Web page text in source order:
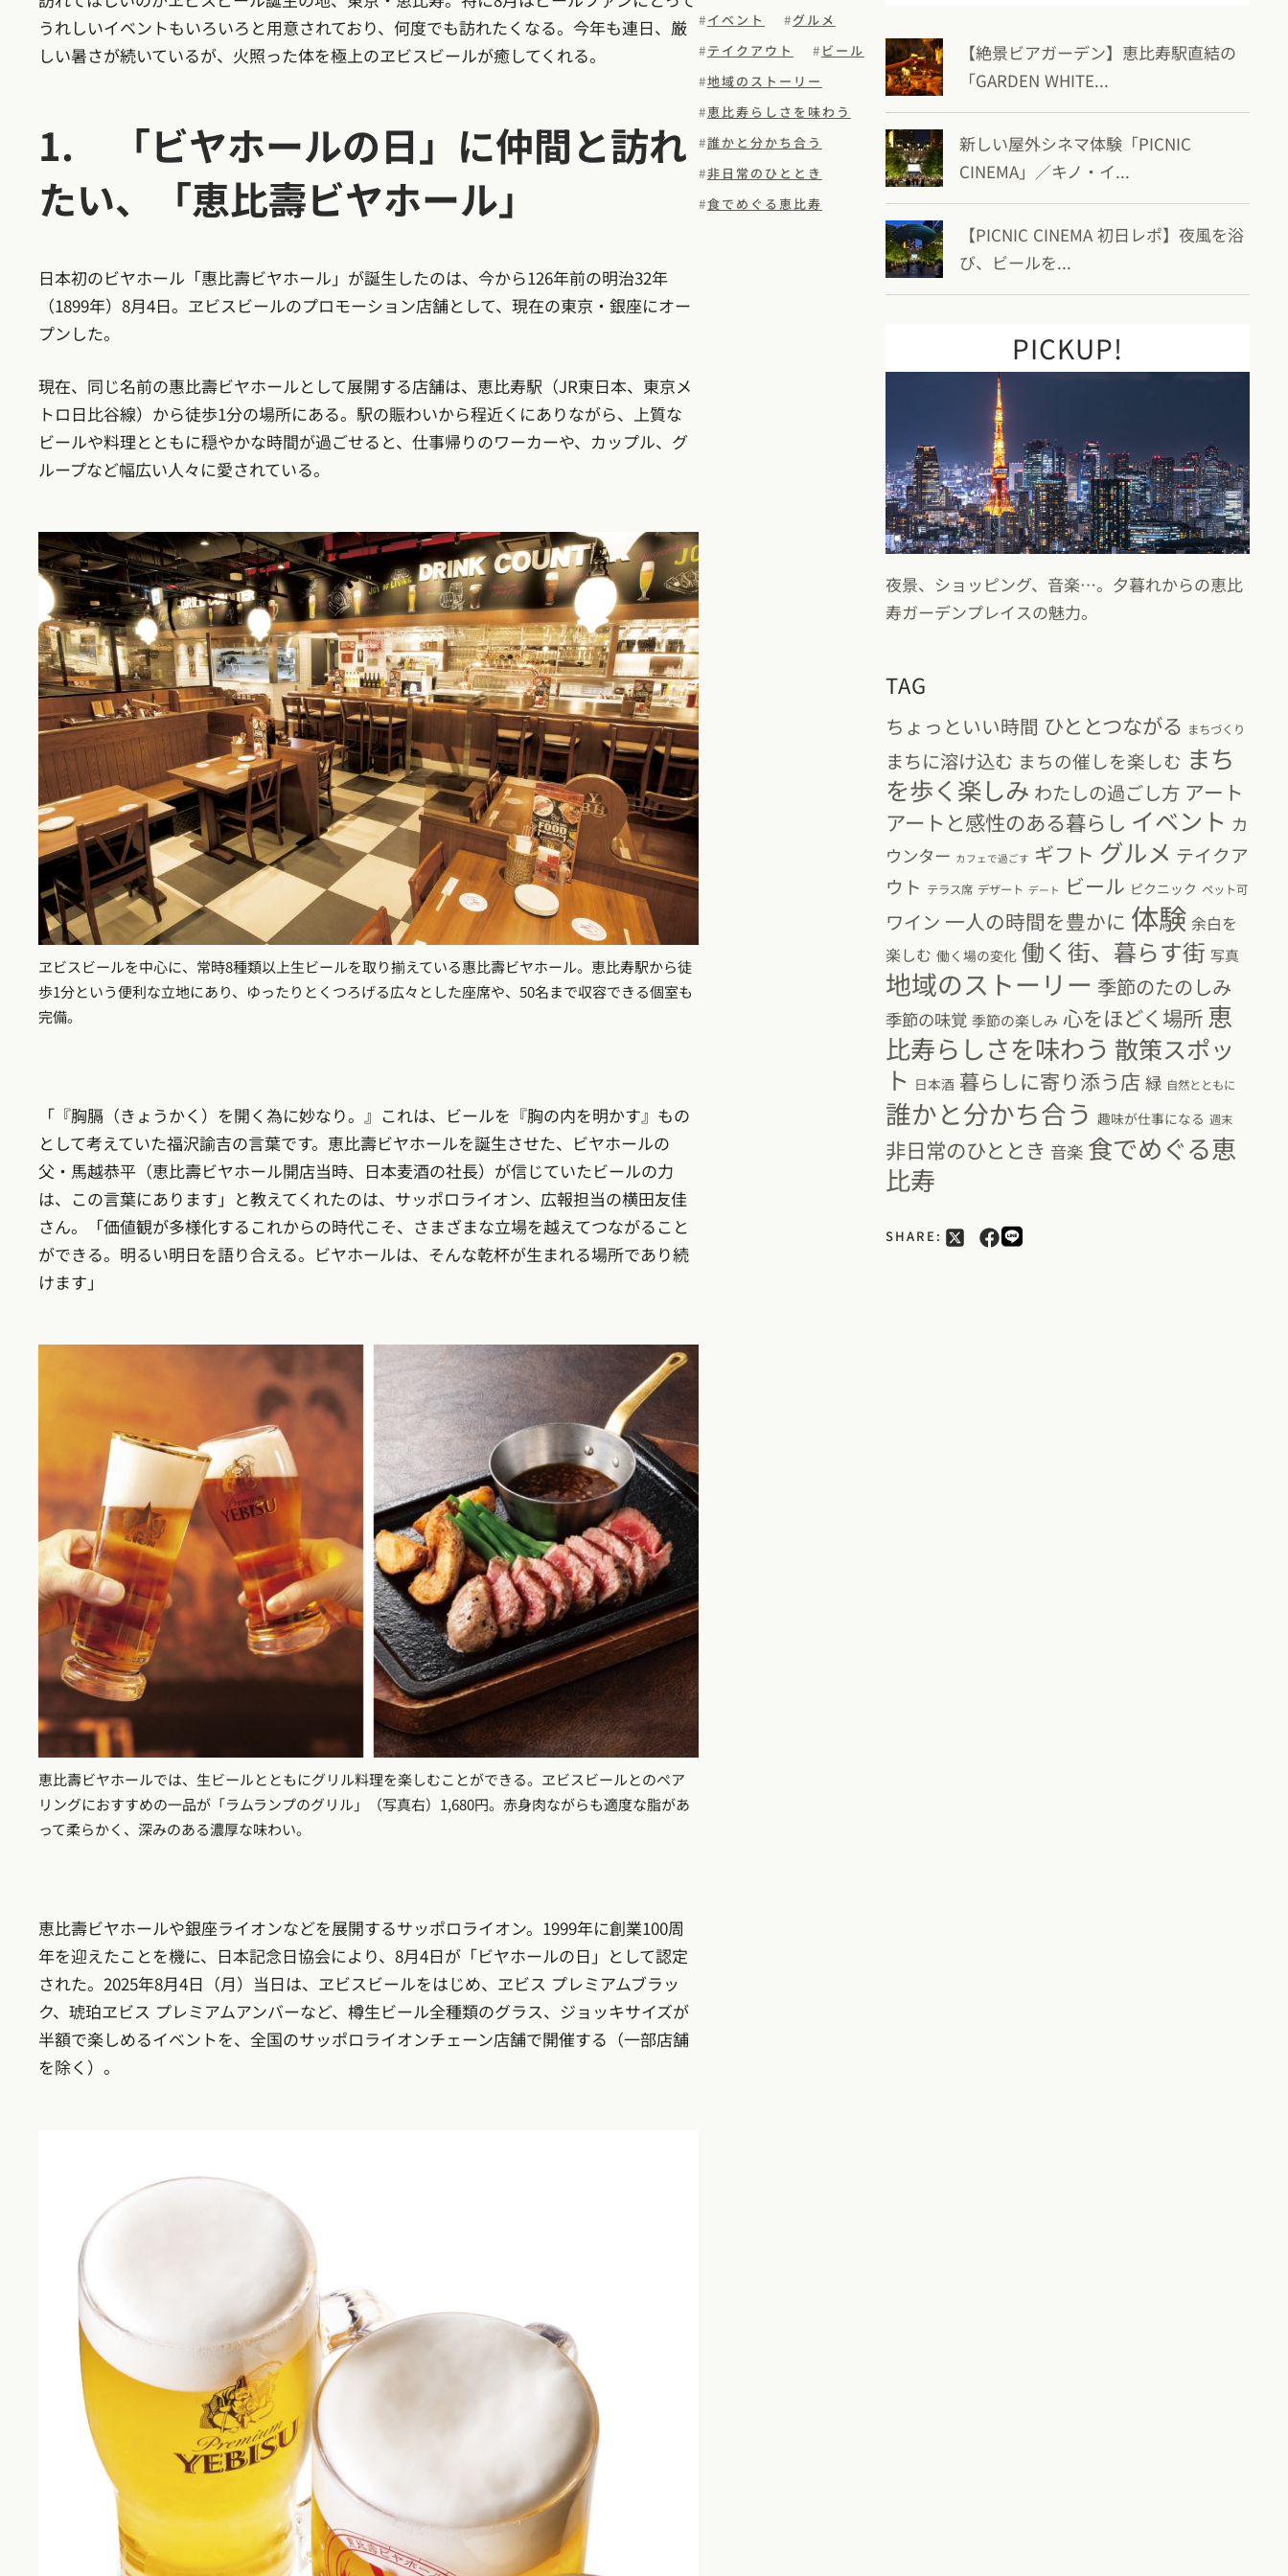
うれしいイベントもいろいろと用意されており、何度でも訪れたくなる。今年も連日、厳
しい暑さが続いているが、火照った体を極上のヱビスビールが癒してくれる。
1. 「ビヤホールの日」に仲間と訪れ
たい、「恵比壽ビヤホール」
日本初のビヤホール「惠比壽ビヤホール」が誕生したのは、今から126年前の明治32年
（1899年）8月4日。ヱビスビールのプロモーション店舗として、現在の東京・銀座にオー
プンした。
現在、同じ名前の惠比壽ビヤホールとして展開する店舗は、恵比寿駅（JR東日本、東京メ
トロ日比谷線）から徒歩1分の場所にある。駅の賑わいから程近くにありながら、上質な
ビールや料理とともに穏やかな時間が過ごせると、仕事帰りのワーカーや、カップル、グ
ループなど幅広い人々に愛されている。
ヱビスビールを中心に、常時8種類以上生ビールを取り揃えている惠比壽ビヤホール。恵比寿駅から徒
歩1分という便利な立地にあり、ゆったりとくつろげる広々とした座席や、50名まで収容できる個室も
完備。
「『胸膈（きょうかく）を開く為に妙なり。』これは、ビールを『胸の内を明かす』もの
として考えていた福沢諭吉の言葉です。恵比壽ビヤホールを誕生させた、ビヤホールの
父・馬越恭平（恵比壽ビヤホール開店当時、日本麦酒の社長）が信じていたビールの力
は、この言葉にあります」と教えてくれたのは、サッポロライオン、広報担当の横田友佳
さん。「価値観が多様化するこれからの時代こそ、さまざまな立場を越えてつながること
ができる。明るい明日を語り合える。ビヤホールは、そんな乾杯が生まれる場所であり続
けます」
恵比壽ビヤホールでは、生ビールとともにグリル料理を楽しむことができる。ヱビスビールとのペア
リングにおすすめの一品が「ラムランプのグリル」（写真右）1,680円。赤身肉ながらも適度な脂があ
って柔らかく、深みのある濃厚な味わい。
恵比壽ビヤホールや銀座ライオンなどを展開するサッポロライオン。1999年に創業100周
年を迎えたことを機に、日本記念日協会により、8月4日が「ビヤホールの日」として認定
された。2025年8月4日（月）当日は、ヱビスビールをはじめ、ヱビス プレミアムブラッ
ク、琥珀ヱビス プレミアムアンバーなど、樽生ビール全種類のグラス、ジョッキサイズが
半額で楽しめるイベントを、全国のサッポロライオンチェーン店舗で開催する（一部店舗
を除く）。
イベント
グルメ
テイクアウト
ビール
地域のストーリー
恵比寿らしさを味わう
誰かと分かち合う
非日常のひととき
食でめぐる恵比寿
【絶景ビアガーデン】恵比寿駅直結の
「GARDEN WHITE...
新しい屋外シネマ体験「PICNIC
CINEMA」／キノ・イ...
【PICNIC CINEMA 初日レポ】夜風を浴
び、ビールを...
PICKUP!
夜景、ショッピング、音楽…。夕暮れからの恵比
寿ガーデンプレイスの魅力。
TAG
ちょっといい時間 ひととつながる まちづくり
まちに溶け込む まちの催しを楽しむ まち
を歩く楽しみ わたしの過ごし方 アート
アートと感性のある暮らし イベント カ
ウンター カフェで過ごす ギフト グルメ テイクア
ウト テラス席 デザート デート ビール ピクニック ペット可
ワイン 一人の時間を豊かに 体験 余白を
楽しむ 働く場の変化 働く街、暮らす街 写真
地域のストーリー 季節のたのしみ
季節の味覚 季節の楽しみ 心をほどく場所 恵
比寿らしさを味わう 散策スポッ
ト 日本酒 暮らしに寄り添う店 緑 自然とともに
誰かと分かち合う 趣味が仕事になる 週末
非日常のひととき 音楽 食でめぐる恵
比寿
SHARE: